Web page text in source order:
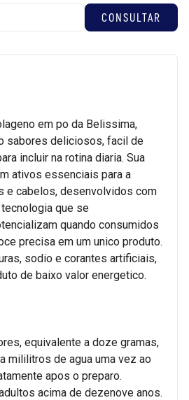
em po da Belissima,
sabores deliciosos, facil de
incluir na rotina diaria. Sua
ativos essenciais para a
e cabelos, desenvolvidos com
que se
quando consumidos
precisa em um unico produto.
sodio e corantes artificiais,
de baixo valor energetico.
equivalente a doze gramas,
mililitros de agua uma vez ao
apos o preparo.
acima de dezenove anos.